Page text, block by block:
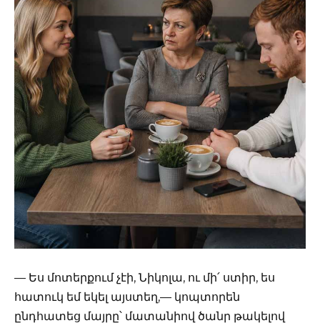
— Ես մոտերքում չէի, Նիկոլա, ու մի՛ ստիր, ես
հատուկ եմ եկել այստեղ,— կոպտորեն
ընդհատեց մայրը՝ մատանիով ծանր թակելով